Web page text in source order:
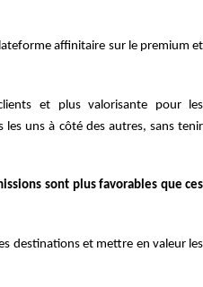
affinitaire sur le premium et
et plus valorisante pour les
les uns à côté des autres, sans tenir
sont plus favorables que ces
destinations et mettre en valeur les